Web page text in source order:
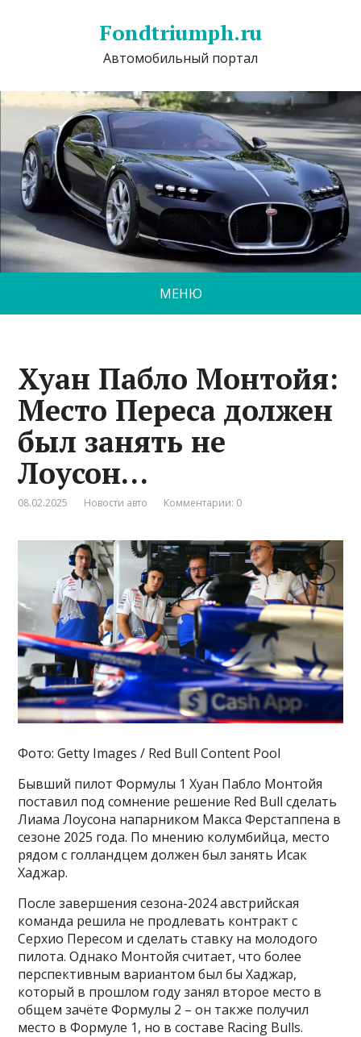
Fondtriumph.ru
Автомобильный портал
МЕНЮ
Хуан Пабло Монтойя:
Место Переса должен
был занять не
Лоусон…
08.02.2025 Новости авто Комментарии: 0
Фото: Getty Images / Red Bull Content Pool
Бывший пилот Формулы 1 Хуан Пабло Монтойя
поставил под сомнение решение Red Bull сделать
Лиама Лоусона напарником Макса Ферстаппена в
сезоне 2025 года. По мнению колумбийца, место
рядом с голландцем должен был занять Исак
Хаджар.
После завершения сезона-2024 австрийская
команда решила не продлевать контракт с
Серхио Пересом и сделать ставку на молодого
пилота. Однако Монтойя считает, что более
перспективным вариантом был бы Хаджар,
который в прошлом году занял второе место в
общем зачёте Формулы 2 – он также получил
место в Формуле 1, но в составе Racing Bulls.